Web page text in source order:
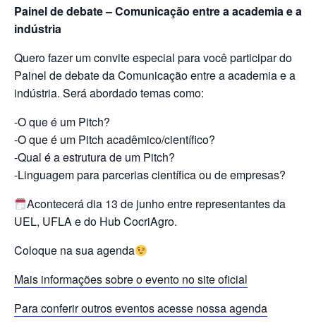
Painel de debate – Comunicação entre a academia e a
indústria
Quero fazer um convite especial para você participar do
Painel de debate da Comunicação entre a academia e a
indústria. Será abordado temas como:
-O que é um Pitch?
-O que é um Pitch acadêmico/científico?
-Qual é a estrutura de um Pitch?
-Linguagem para parcerias científica ou de empresas?
Acontecerá dia 13 de junho entre representantes da
UEL, UFLA e do Hub CocriAgro.
Coloque na sua agenda
Mais informações sobre o evento no site oficial
Para conferir outros eventos acesse nossa agenda